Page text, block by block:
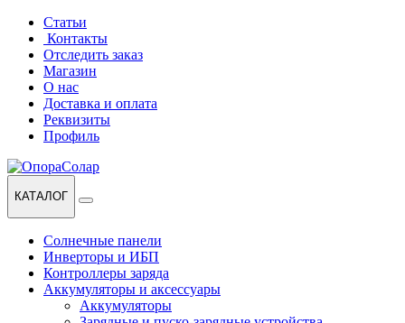
Перейти
навигации
Перейти
содержанию
Статьи
Контакты
Отследить заказ
Магазин
О нас
Доставка и оплата
Реквизиты
Профиль
КАТАЛОГ
Солнечные панели
Инверторы и ИБП
Контроллеры заряда
Аккумуляторы и аксессуары
Аккумуляторы